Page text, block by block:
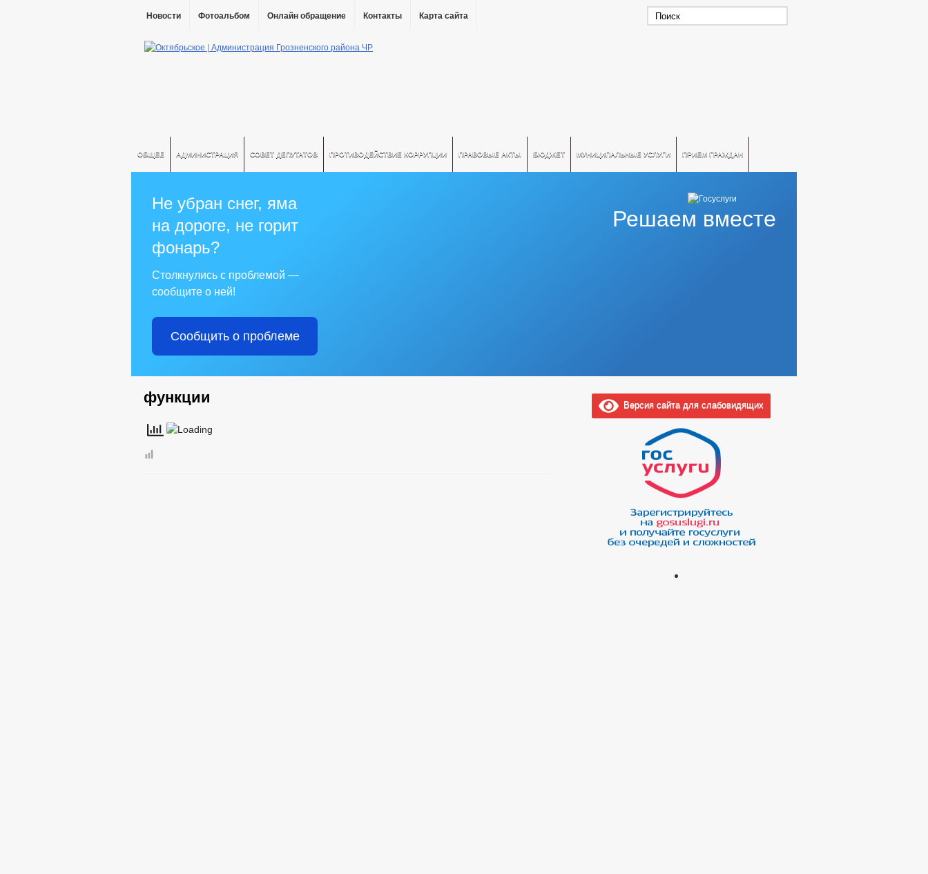
Новости Фотоальбом Онлайн обращение Контакты Карта сайта
ОБЩЕЕ АДМИНИСТРАЦИЯ СОВЕТ ДЕПУТАТОВ ПРОТИВОДЕЙСТВИЕ КОРРУПЦИИ ПРАВОВЫЕ АКТЫ БЮДЖЕТ МУНИЦИПАЛЬНЫЕ УСЛУГИ ПРИЕМ ГРАЖДАН
Решаем вместе
Не убран снег, яма
на дороге, не горит
фонарь?
Столкнулись с проблемой —
сообщите о ней!
Сообщить о проблеме
функции Версия сайта для слабовидящих